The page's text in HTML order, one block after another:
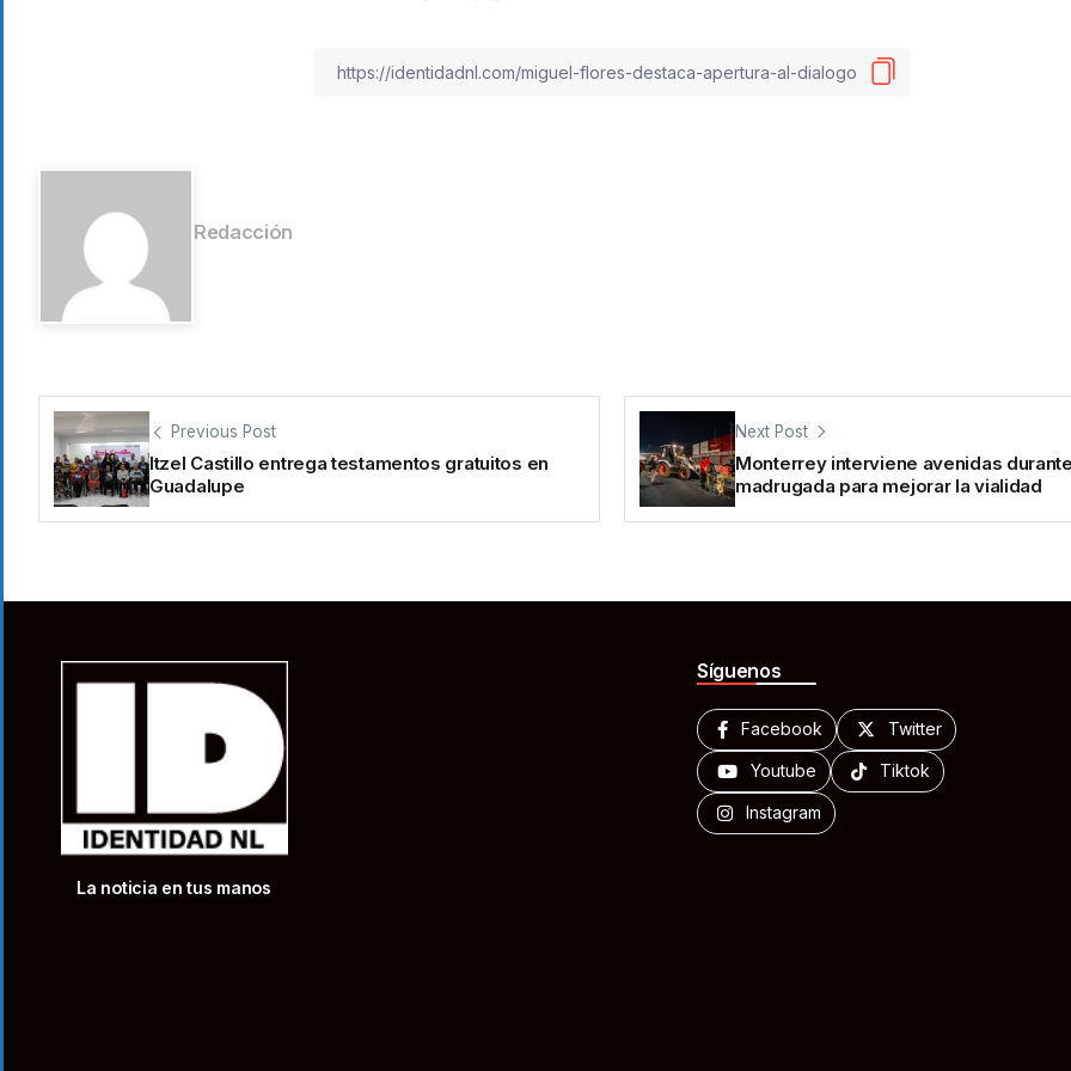
Redacción
Previous Post
Itzel Castillo entrega testamentos gratuitos en
Guadalupe
Next Post
Monterrey interviene avenidas
madrugada para mejorar la vialidad
La noticia en tus manos
Síguenos
Facebook Twitter
Youtube Tiktok
Instagram